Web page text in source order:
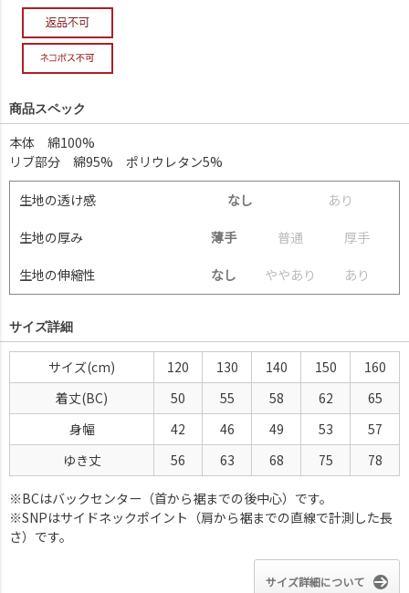
商品スペック
本体 綿100%
リブ部分 綿95% ポリウレタン5%
生地の透け感 なし あ り
生地の厚み 薄手 普通 厚手
生地の伸縮性 なし ややあ り あ り
サイズ詳細
サイズ(cm) 120 130 140 150
160
着丈(BC)
50 55 58 62
65
身幅
42 46 49 53
57
ゆき丈
56 63 68 75 78
※BCはバックセンター（首から裾までの後中心）です。
※SNPはサイドネックポイント（肩から裾までの直線で計測した長
さ）です。
サイズ詳細について